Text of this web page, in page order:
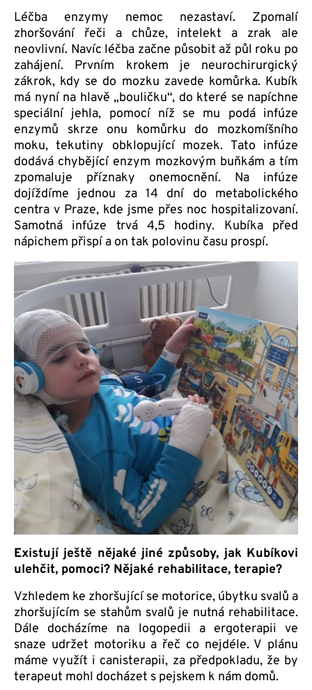
Léčba enzymy nemoc nezastaví. Zpomalí
zhoršování řeči a chůze, intelekt a zrak ale
neovlivní. Navíc léčba začne působit až půl roku po
zahájení. Prvním krokem je neurochirurgický
zákrok, kdy se do mozku zavede komůrka. Kubík
má nyní na hlavě „bouličku“, do které se napíchne
speciální jehla, pomocí níž se mu podá infúze
enzymů skrze onu komůrku do mozkomíšního
moku, tekutiny obklopující mozek. Tato infúze
dodává chybějící enzym mozkovým buňkám a tím
zpomaluje příznaky onemocnění. Na infúze
dojíždíme jednou za 14 dní do metabolického
centra v Praze, kde jsme přes noc hospitalizovaní.
Samotná infúze trvá 4,5 hodiny. Kubíka před
nápichem přispí a on tak polovinu času prospí.
Existují ještě nějaké jiné způsoby, jak Kubíkovi
ulehčit, pomoci? Nějaké rehabilitace, terapie?
Vzhledem ke zhoršující se motorice, úbytku svalů a
zhoršujícím se stahům svalů je nutná rehabilitace.
Dále docházíme na logopedii a ergoterapii ve
snaze udržet motoriku a řeč co nejdéle. V plánu
máme využít i canisterapii, za předpokladu, že by
terapeut mohl docházet s pejskem k nám domů.